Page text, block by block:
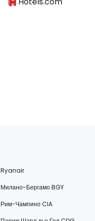
Ryanair
Милано-Бергамо BGY
Рим-Чампино CIA